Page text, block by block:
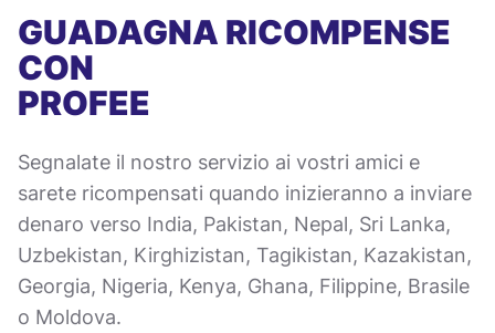
GUADAGNA RICOMPENSE
CON
PROFEE
Segnalate il nostro servizio ai vostri amici e
sarete ricompensati quando inizieranno a inviare
denaro verso India, Pakistan, Nepal, Sri Lanka,
Uzbekistan, Kirghizistan, Tagikistan, Kazakistan,
Georgia, Nigeria, Kenya, Ghana, Filippine, Brasile
o Moldova.